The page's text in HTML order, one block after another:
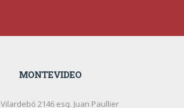
MONTEVIDEO
Vilardebó 2146 esq. Juan Paullier